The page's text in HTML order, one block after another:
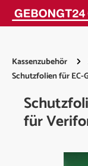
springen
Kassenzubehör
Schutzfolien für EC-
für
Bildergalerie